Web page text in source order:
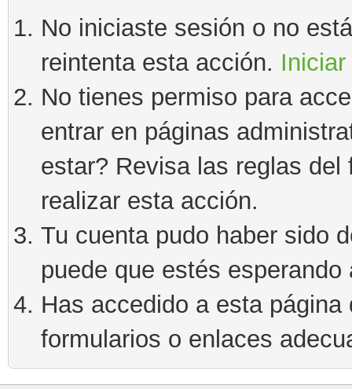
No iniciaste sesión o no
reintenta esta acción.
No tienes permiso para
entrar en páginas
estar? Revisa las reglas
realizar esta acción.
Tu cuenta pudo haber sido
puede que estés esperando
Has accedido a esta
formularios o enlaces